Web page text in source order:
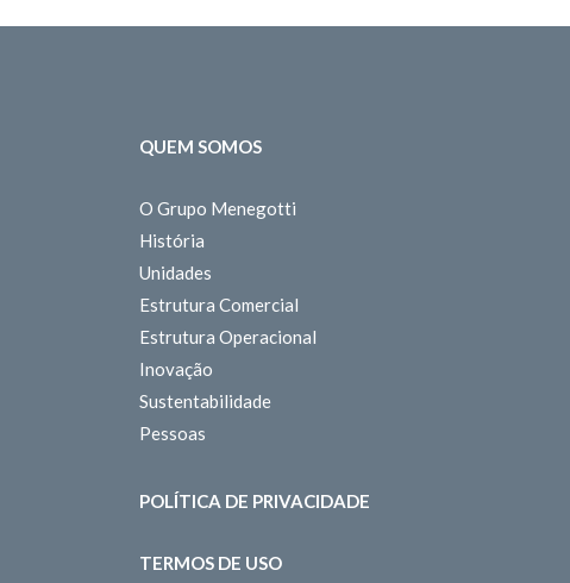
QUEM SOMOS
O Grupo Menegotti
História
Unidades
Estrutura Comercial
Estrutura Operacional
Inovação
Sustentabilidade
Pessoas
POLÍTICA DE PRIVACIDADE
TERMOS DE USO